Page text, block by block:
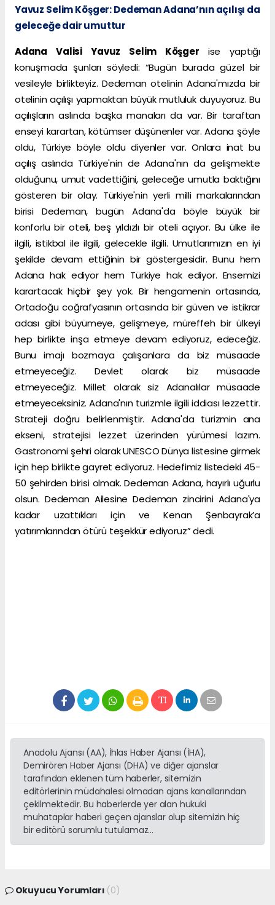
Yavuz Selim Köşger: Dedeman Adana’nın açılışı da
geleceğe dair umuttur
Adana Valisi Yavuz Selim Köşger ise yaptığı
konuşmada şunları söyledi: “Bugün burada güzel bir
vesileyle birlikteyiz. Dedeman otelinin Adana'mızda bir
otelinin açılışı yapmaktan büyük mutluluk duyuyoruz. Bu
açılışların aslında başka manaları da var. Bir taraftan
enseyi karartan, kötümser düşünenler var. Adana şöyle
oldu, Türkiye böyle oldu diyenler var. Onlara inat bu
açılış aslında Türkiye'nin de Adana'nın da gelişmekte
olduğunu, umut vadettiğini, geleceğe umutla baktığını
gösteren bir olay. Türkiye'nin yerli milli markalarından
birisi Dedeman, bugün Adana'da böyle büyük bir
konforlu bir oteli, beş yıldızlı bir oteli açıyor. Bu ülke ile
ilgili, istikbal ile ilgili, gelecekle ilgili. Umutlarımızın en iyi
şekilde devam ettiğinin bir göstergesidir. Bunu hem
Adana hak ediyor hem Türkiye hak ediyor. Ensemizi
karartacak hiçbir şey yok. Bir hengamenin ortasında,
Ortadoğu coğrafyasının ortasında bir güven ve istikrar
adası gibi büyümeye, gelişmeye, müreffeh bir ülkeyi
hep birlikte inşa etmeye devam ediyoruz, edeceğiz.
Bunu imajı bozmaya çalışanlara da biz müsaade
etmeyeceğiz. Devlet olarak biz müsaade
etmeyeceğiz. Millet olarak siz Adanalılar müsaade
etmeyeceksiniz. Adana'nın turizmle ilgili iddiası lezzettir.
Strateji doğru belirlenmiştir. Adana'da turizmin ana
ekseni, stratejisi lezzet üzerinden yürümesi lazım.
Gastronomi şehri olarak UNESCO Dünya listesine girmek
için hep birlikte gayret ediyoruz. Hedefimiz listedeki 45-
50 şehirden birisi olmak. Dedeman Adana, hayırlı uğurlu
olsun. Dedeman Ailesine Dedeman zincirini Adana'ya
kadar uzattıkları için ve Kenan Şenbayrak’a
yatırımlarından ötürü teşekkür ediyoruz” dedi.
Anadolu Ajansı (AA), İhlas Haber Ajansı (İHA),
Demirören Haber Ajansı (DHA) ve diğer ajanslar
tarafından eklenen tüm haberler, sitemizin
editörlerinin müdahalesi olmadan ajans kanallarından
çekilmektedir. Bu haberlerde yer alan hukuki
muhataplar haberi geçen ajanslar olup sitemizin hiç
bir editörü sorumlu tutulamaz...
Okuyucu Yorumları (0)